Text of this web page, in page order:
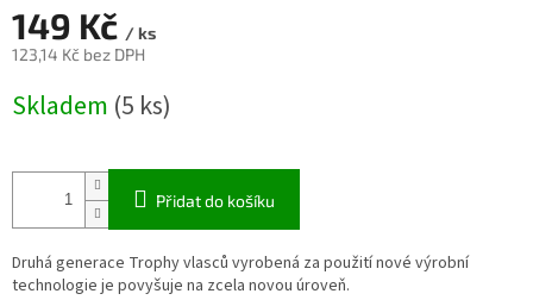
149 Kč / ks
123,14 Kč bez DPH
cena:
Skladem (5 ks)
Přidat do košíku
Druhá generace Trophy vlasců vyrobená za použití nové výrobní
technologie je povyšuje na zcela novou úroveň.